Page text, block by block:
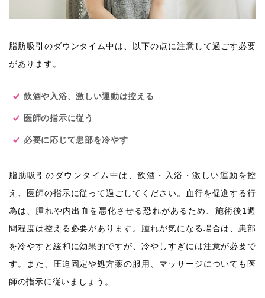
脂肪吸引のダウンタイム中は、以下の点に注意して過ごす必要
があります。
飲酒や入浴、激しい運動は控える
医師の指示に従う
必要に応じて患部を冷やす
脂肪吸引のダウンタイム中は、飲酒・入浴・激しい運動を控
え、医師の指示に従って過ごしてください。血行を促進する行
為は、腫れや内出血を悪化させる恐れがあるため、施術後1週
間程度は控える必要があります。腫れが気になる場合は、患部
を冷やすと緩和に効果的ですが、冷やしすぎには注意が必要で
す。また、圧迫固定や処方薬の服用、マッサージについても医
師の指示に従いましょう。